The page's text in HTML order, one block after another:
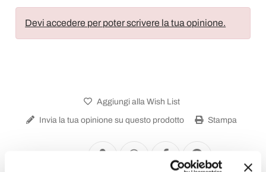
Devi accedere per poter scrivere la tua opinione.
Aggiungi alla Wish List
Invia la tua opinione su questo prodotto Stampa